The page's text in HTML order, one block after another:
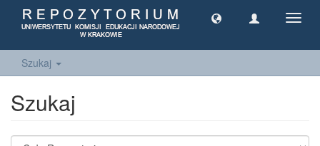
Szukaj
Szukaj